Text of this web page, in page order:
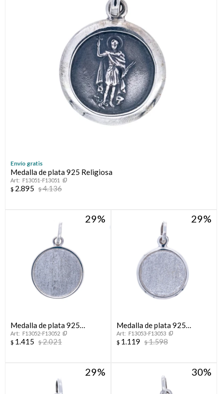
Envío gratis
Medalla de plata 925 Religiosa
F13051-F13051
$ 2.895 $4.136
29
Medalla de plata 925
Arenada
F13052-F13052
$ 1.415 $2.021
29
Medalla de plata 925
Arenada
F13053-F13053
$ 1.119 $1.598
29 30